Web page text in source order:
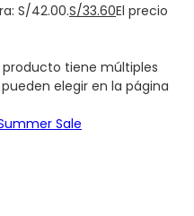
S/42.00.S/33.60El precio
producto tiene múltiples
elegir en la página
Sale